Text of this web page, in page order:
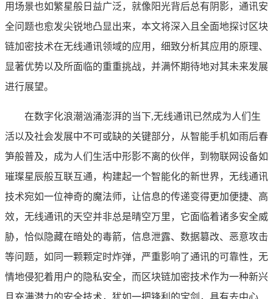
用场景也如繁星般日益广泛，就像阳光背后总有阴影，通讯安
全问题也愈发尖锐地凸显出来，本文将深入且全面地探讨区块
链加密技术在无线通讯领域的应用，细致分析其应用的原理、
显著优势以及所面临的重重挑战，并满怀期待地对其未来发展
进行展望。
在数字化浪潮汹涌澎湃的当下,无线通讯已然成为人们生
活以及社会发展中不可或缺的关键部分，从智能手机如雨后春
笋般普及，成为人们生活中形影不离的伙伴，到物联网设备如
璀璨星辰般互联互通，构建起一个智能化的新世界，无线通讯
技术宛如一位神奇的魔法师，让信息的传递变得更加便捷、高
效，无线通讯的天空并非总是晴空万里，它面临着诸多安全威
胁，恰似隐藏在暗处的毒箭，信息泄露、数据篡改、恶意攻击
等问题，如同一颗颗定时炸弹，严重影响了通讯的可靠性，无
情地侵犯着用户的隐私安全，而区块链加密技术作为一种新兴
且充满潜力的安全技术，犹如一把锋利的宝剑，具有去中心